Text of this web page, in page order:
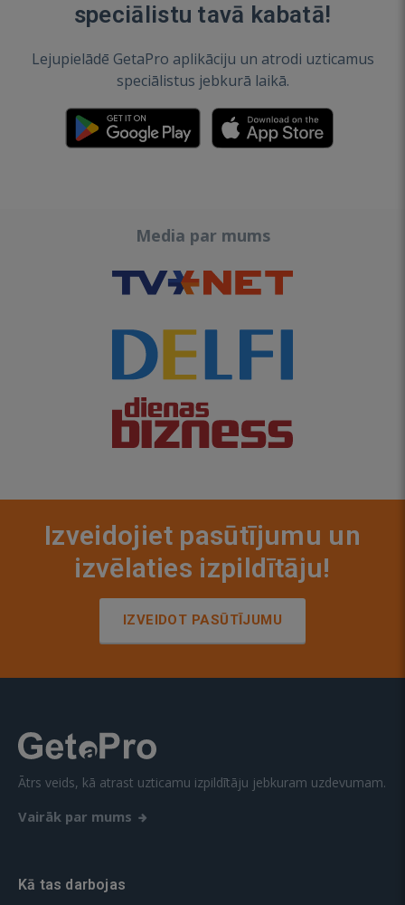
speciālistu tavā kabatā!
Lejupielādē GetaPro aplikāciju un atrodi uzticamus
speciālistus jebkurā laikā.
Media par mums
Izveidojiet pasūtījumu un
izvēlaties izpildītāju!
IZVEIDOT PASŪTĪJUMU
Ātrs veids, kā atrast uzticamu izpildītāju jebkuram uzdevumam.
Vairāk par mums
Kā tas darbojas